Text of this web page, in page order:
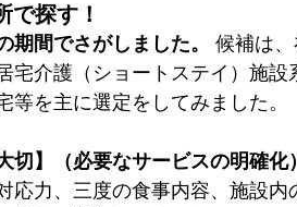
探す！
間でさがしました。
候補は、
宅介護（ショートステイ）施設
を主に選定をしてみました。
】（必要なサービスの明確化
力、三度の食事内容、施設内